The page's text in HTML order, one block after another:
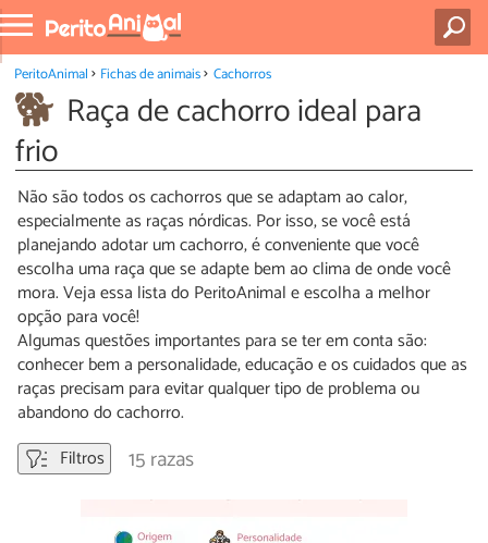
PeritoAnimal Fichas de animais Cachorros
Raça de cachorro ideal para
frio
Não são todos os cachorros que se adaptam ao calor,
especialmente as raças nórdicas. Por isso, se você está
planejando adotar um cachorro, é conveniente que você
escolha uma raça que se adapte bem ao clima de onde você
mora. Veja essa lista do PeritoAnimal e escolha a melhor
opção para você!
Algumas questões importantes para se ter em conta são:
conhecer bem a personalidade, educação e os cuidados que as
raças precisam para evitar qualquer tipo de problema ou
abandono do cachorro.
Filtros
15 razas